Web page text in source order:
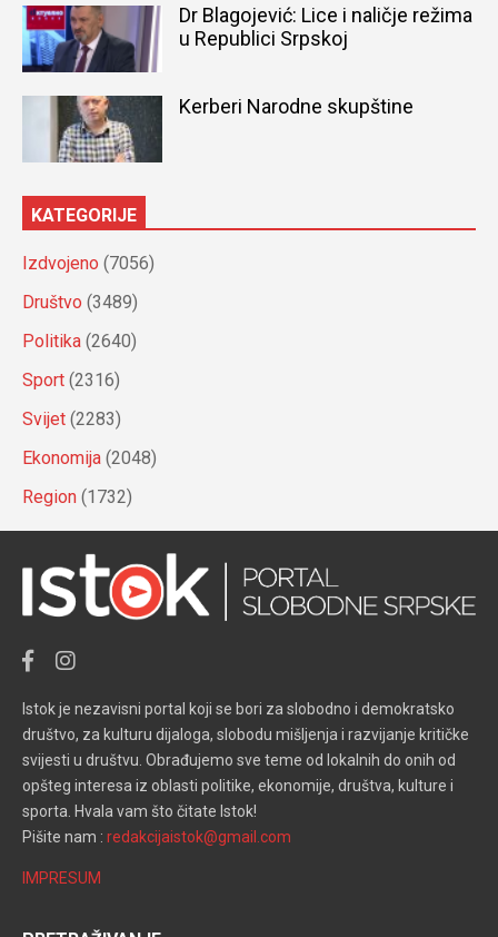
Dr Blagojević: Lice i naličje režima
u Republici Srpskoj
Kerberi Narodne skupštine
KATEGORIJE
Izdvojeno (7056)
Društvo (3489)
Politika (2640)
Sport (2316)
Svijet (2283)
Ekonomija (2048)
Region (1732)
Istok je nezavisni portal koji se bori za slobodno i demokratsko
društvo, za kulturu dijaloga, slobodu mišljenja i razvijanje kritičke
svijesti u društvu. Obrađujemo sve teme od lokalnih do onih od
opšteg interesa iz oblasti politike, ekonomije, društva, kulture i
sporta. Hvala vam što čitate Istok!
Pišite nam : redakcijaistok@gmail.com
IMPRESUM